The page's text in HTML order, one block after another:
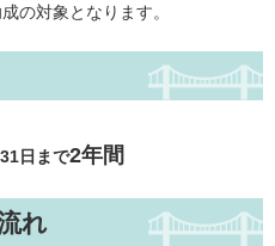
の対象となります。
日まで2年間
れ